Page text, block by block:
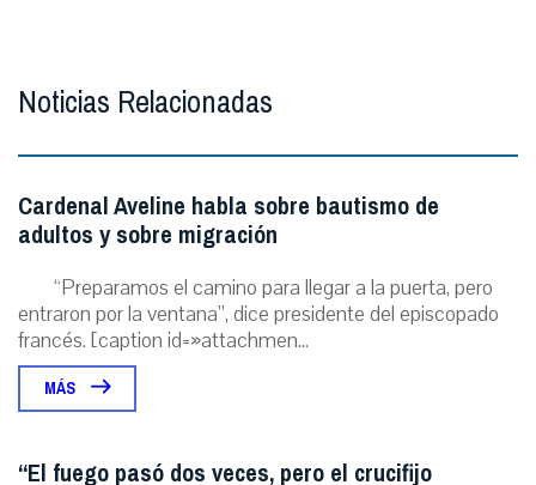
Noticias Relacionadas
Cardenal Aveline habla sobre bautismo de
adultos y sobre migración
“Preparamos el camino para llegar a la puerta, pero
entraron por la ventana”, dice presidente del episcopado
francés. [caption id=»attachmen...
MÁS
“El fuego pasó dos veces, pero el crucifijo